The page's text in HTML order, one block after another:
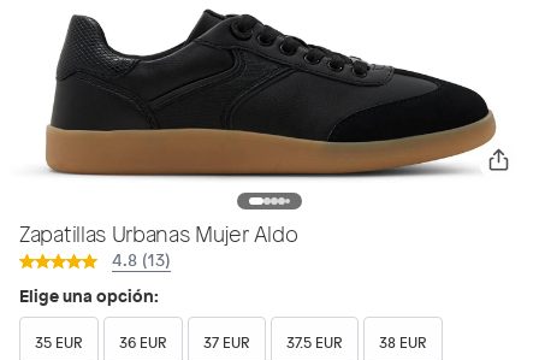
Zapatillas Urbanas Mujer Aldo
4.8 (13)
Elige una opción:
35 EUR 36 EUR 37 EUR 37.5 EUR 38 EUR